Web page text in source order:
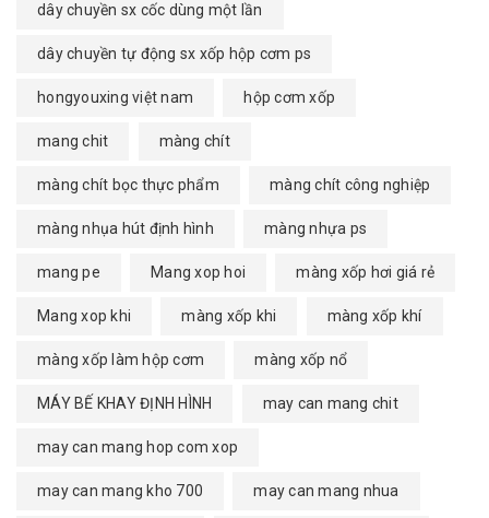
dây chuyền sx cốc dùng một lần
dây chuyền tự động sx xốp hộp cơm ps
hongyouxing việt nam hộp cơm xốp
mang chit màng chít
màng chít bọc thực phẩm màng chít công nghiệp
màng nhụa hút định hình màng nhựa ps
mang pe Mang xop hoi màng xốp hơi giá rẻ
Mang xop khi màng xốp khi màng xốp khí
màng xốp làm hộp cơm màng xốp nổ
MÁY BẾ KHAY ĐỊNH HÌNH may can mang chit
may can mang hop com xop
may can mang kho 700 may can mang nhua